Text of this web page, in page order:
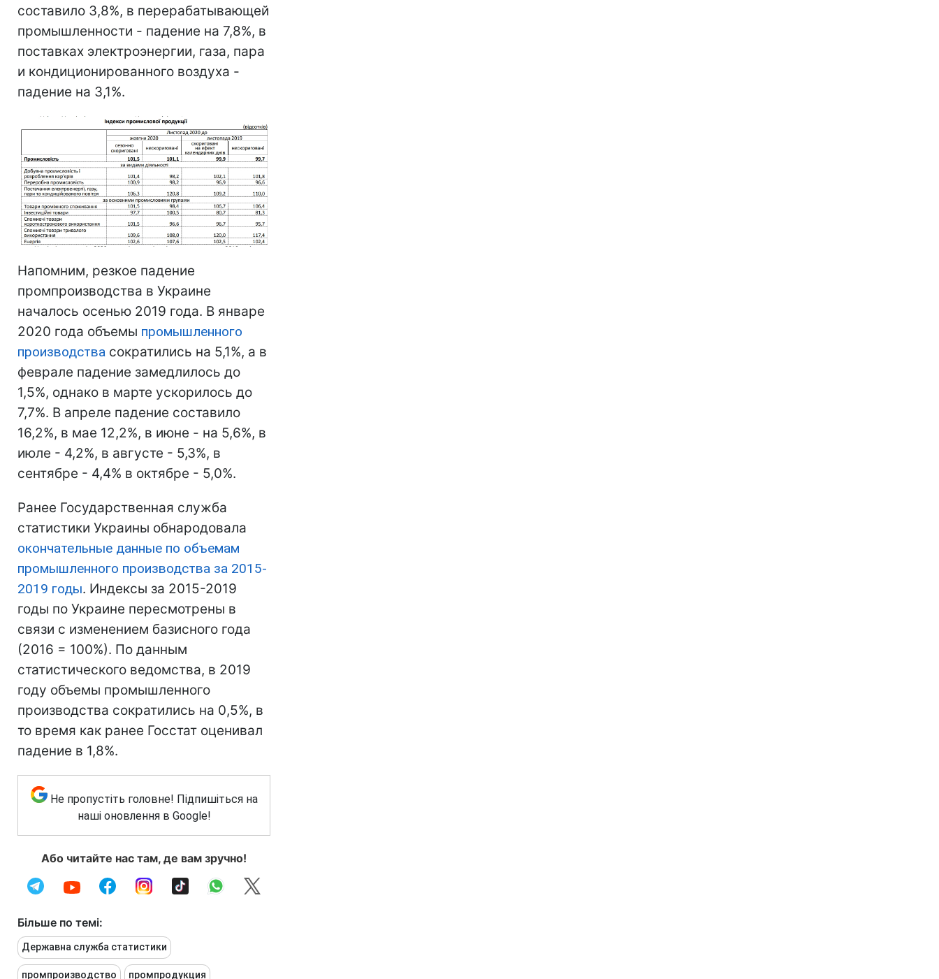
составило 3,8%, в перерабатывающей
промышленности - падение на 7,8%, в
поставках электроэнергии, газа, пара
и кондиционированного воздуха -
падение на 3,1%.
Напомним, резкое падение
промпроизводства в Украине
началось осенью 2019 года. В январе
2020 года объемы промышленного
производства сократились на 5,1%, а в
феврале падение замедлилось до
1,5%, однако в марте ускорилось до
7,7%. В апреле падение составило
16,2%, в мае 12,2%, в июне - на 5,6%, в
июле - 4,2%, в августе - 5,3%, в
сентябре - 4,4% в октябре - 5,0%.
Ранее Государственная служба
статистики Украины обнародовала
окончательные данные по объемам
промышленного производства за 2015-
2019 годы. Индексы за 2015-2019
годы по Украине пересмотрены в
связи с изменением базисного года
(2016 = 100%). По данным
статистического ведомства, в 2019
году объемы промышленного
производства сократились на 0,5%, в
то время как ранее Госстат оценивал
падение в 1,8%.
Не пропустіть головне! Підпишіться на
наші оновлення в Google!
Або читайте нас там, де вам зручно!
Більше по темі:
Державна служба статистики
промпроизводство промпродукция